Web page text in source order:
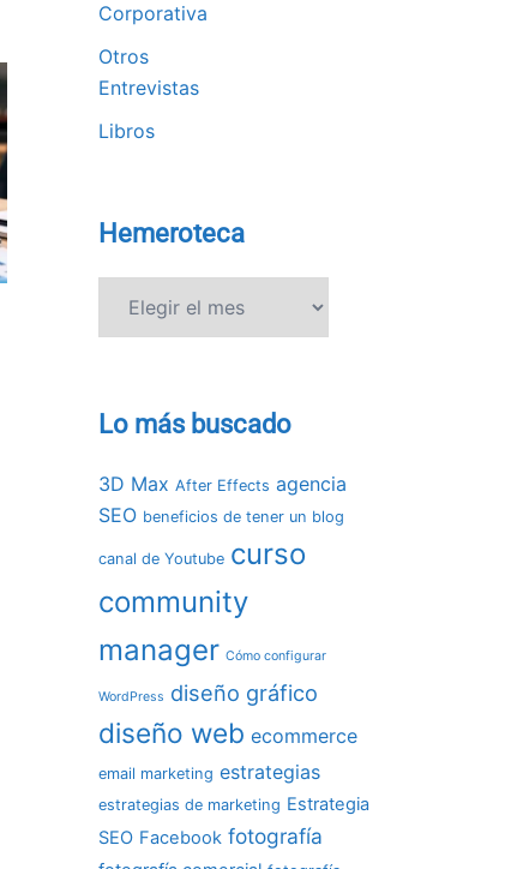
Corporativa
Otros
Entrevistas
Libros
Hemeroteca
Lo más buscado
3D Max After Effects agencia
SEO beneficios de tener un blog
canal de Youtube curso
community
manager Cómo configurar
WordPress diseño gráfico
diseño web ecommerce
email marketing estrategias
estrategias de marketing Estrategia
SEO Facebook fotografía